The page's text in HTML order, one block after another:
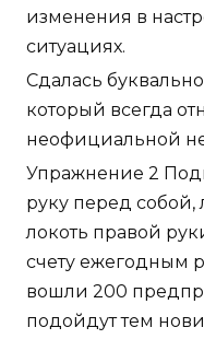
изменения в
ситуациях.
Сдалась
который всегда
неофициальной
Упражнение 2
руку перед собой,
локоть правой
счету ежегодным
вошли 200
подойдут тем